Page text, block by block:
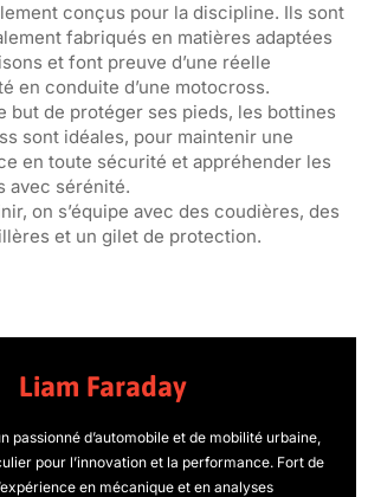
conçus pour la discipline. Ils sont
fabriqués en matières adaptées
et font preuve d’une réelle
en conduite d’une motocross.
but de protéger ses pieds, les bottines
sont idéales, pour maintenir une
en toute sécurité et appréhender les
avec sérénité.
on s’équipe avec des coudières, des
et un gilet de protection.
Liam Faraday
passionné d’automobile et de mobilité urbaine,
pour l’innovation et la performance. Fort de
en mécanique et en analyses